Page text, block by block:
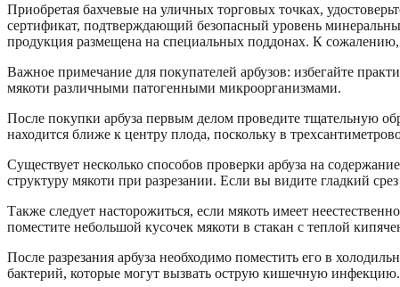
Приобретая бахчевые на уличных торговых точках,
сертификат, подтверждающий безопасный уровень
продукция размещена на специальных поддонах. К
Важное примечание для покупателей арбузов: избегайте
мякоти различными патогенными микроорганизмами.
После покупки арбуза первым делом проведите тщательную
находится ближе к центру плода, поскольку в
Существует несколько способов проверки арбуза на
структуру мякоти при разрезании. Если вы видите гладкий
Также следует насторожиться, если мякоть имеет
поместите небольшой кусочек мякоти в стакан с теплой
После разрезания арбуза необходимо поместить его в
бактерий, которые могут вызвать острую кишечную инфекцию.